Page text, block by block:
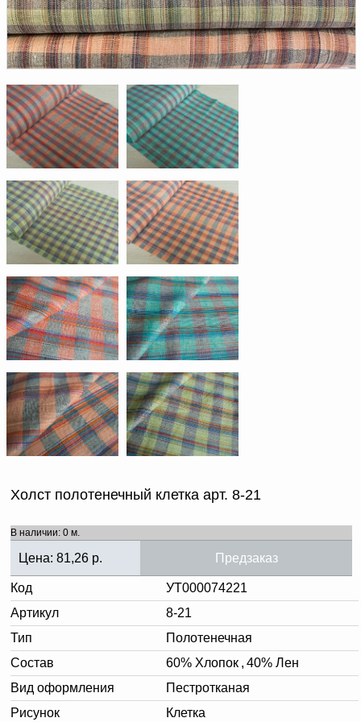
Доверенность на
получение груза
Документы по работе с
персональными данными
Письмо руководителю
Вопросы и ответы
Новости | Статьи
Холст полотенечный клетка арт. 8-21
В наличии: 0 м.
Цена: 81,26 р. Предзаказ
Код
УТ000074221
Артикул
8-21
Тип
Полотенечная
Состав
60% Хлопок , 40% Лен
Вид оформления
Пестротканая
Рисунок
Клетка